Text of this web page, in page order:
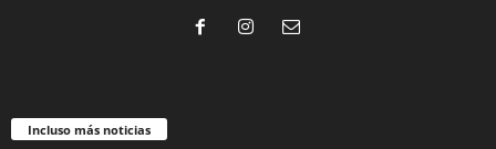
Incluso más noticias